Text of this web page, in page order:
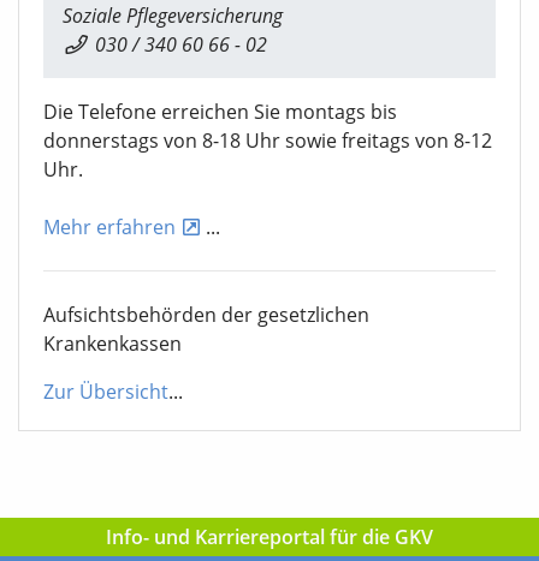
Soziale Pflegeversicherung
030 / 340 60 66 - 02
Die Telefone erreichen Sie montags bis
donnerstags von 8-18 Uhr sowie freitags von 8-12
Uhr.
Mehr erfahren ...
Aufsichtsbehörden der gesetzlichen
Krankenkassen
Zur Übersicht...
Info- und Karriereportal für die GKV